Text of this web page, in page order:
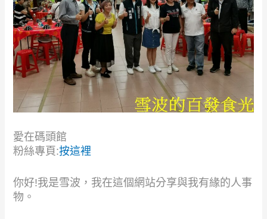
愛在碼頭館
粉絲專頁:按這裡
你好!我是雪波，我在這個網站分享與我有緣的人事
物。